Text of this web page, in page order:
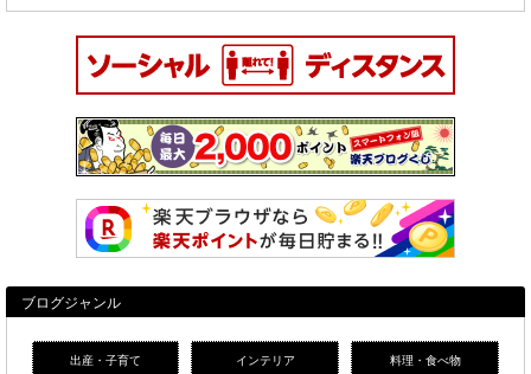
ブログジャンル
出産・子育て インテリア 料理・食べ物